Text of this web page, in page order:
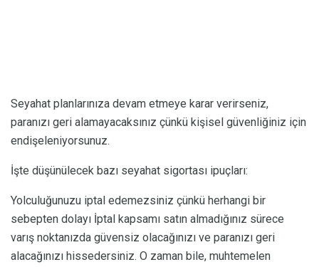
Seyahat planlarınıza devam etmeye karar verirseniz,
paranızı geri alamayacaksınız çünkü kişisel güvenliğiniz için
endişeleniyorsunuz.
İşte düşünülecek bazı seyahat sigortası ipuçları:
Yolculuğunuzu iptal edemezsiniz çünkü herhangi bir
sebepten dolayı İptal kapsamı satın almadığınız sürece
varış noktanızda güvensiz olacağınızı ve paranızı geri
alacağınızı hissedersiniz. O zaman bile, muhtemelen